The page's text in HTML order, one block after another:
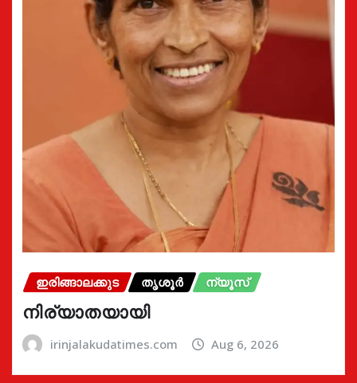
ഇരിങ്ങാലക്കുട തൃശൂർ ന്യൂസ്
നിര്യാതയായി
irinjalakudatimes.com Aug 6, 2026